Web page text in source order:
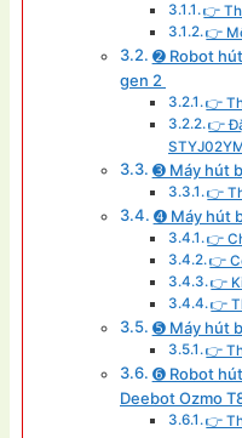
👉
👉
➋ Robot
gen 2
👉
👉
➌ Máy hút
👉
➍ Máy hút
👉
👉
👉
👉
➎ Máy hút
👉
➏ Robot
Deebot Ozmo
👉